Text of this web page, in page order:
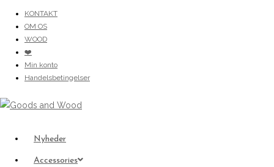
content
KONTAKT
OM OS
WOOD
❤️
Min konto
Handelsbetingelser
Nyheder
Accessories